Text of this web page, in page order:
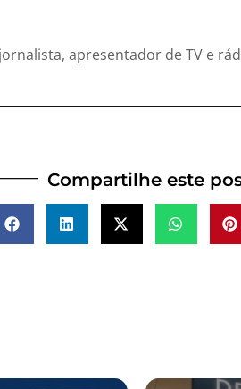
apresentador de TV e
Compartilhe este